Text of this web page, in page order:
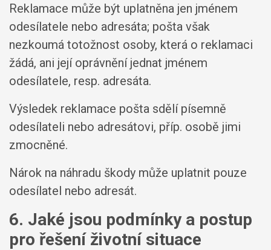
Reklamace může být uplatněna jen jménem
odesílatele nebo adresáta; pošta však
nezkoumá totožnost osoby, která o reklamaci
žádá, ani její oprávnění jednat jménem
odesílatele, resp. adresáta.
Výsledek reklamace pošta sdělí písemně
odesílateli nebo adresátovi, příp. osobě jimi
zmocněné.
Nárok na náhradu škody může uplatnit pouze
odesílatel nebo adresát.
6. Jaké jsou podmínky a postup
pro řešení životní situace